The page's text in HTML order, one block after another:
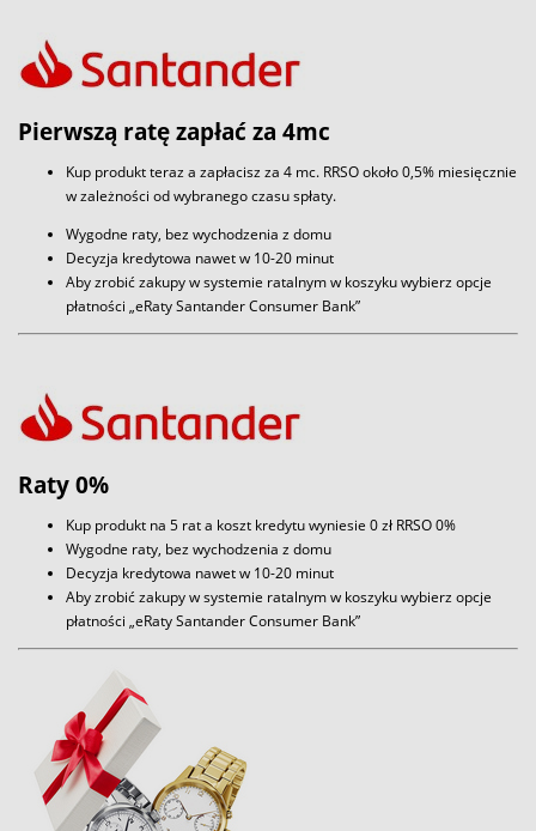
Pierwszą ratę zapłać za 4mc
Kup produkt teraz a zapłacisz za 4 mc. RRSO około 0,5% miesięcznie
w zależności od wybranego czasu spłaty.
Wygodne raty, bez wychodzenia z domu
Decyzja kredytowa nawet w 10-20 minut
Aby zrobić zakupy w systemie ratalnym w koszyku wybierz opcje
płatności „eRaty Santander Consumer Bank”
Raty 0%
Kup produkt na 5 rat a koszt kredytu wyniesie 0 zł RRSO 0%
Wygodne raty, bez wychodzenia z domu
Decyzja kredytowa nawet w 10-20 minut
Aby zrobić zakupy w systemie ratalnym w koszyku wybierz opcje
płatności „eRaty Santander Consumer Bank”